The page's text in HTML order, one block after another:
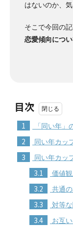
はないのか、
そこで今回の記
恋愛傾向につ
目次
1 「同い年」
2 同い年カッ
3 同い年カッ
3.1 価値
3.2 共通
3.3 対等
3.4 お互